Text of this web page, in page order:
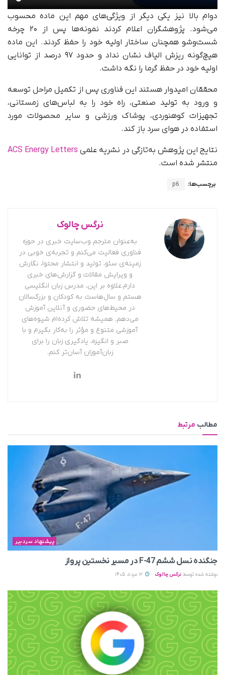
دوام بالا نیز یکی دیگر از ویژگی‌های مهم این ماده محسوب
می‌شود. پژوهشگران اعلام کردند نمونه‌ها پس از ۲۰ چرخه
شست‌وشو همچنان ساختار اولیه خود را حفظ کردند. این ماده
هیچ‌گونه ریزش الیاف نشان نداد و حدود ۹۷ درصد از توانایی
اولیه خود در حفظ گرما را نگه داشت.
محققان امیدوار هستند این فناوری پس از تکمیل مراحل توسعه
و ورود به تولید صنعتی، راه خود را به لباس‌های زمستانی،
تجهیزات کوهنوردی، پوشاک ورزشی و سایر محصولات مورد
استفاده در هوای سرد باز کند.
نتایج این پژوهش به‌تازگی در نشریه علمی ACS Energy Letters
منتشر شده است.
برچسب‌ها: p6
نرگس چالوک
به‌عنوان مترجم وب‌سایت خبری در حوزه
فناوری فعالیت می‌کنم و تجربه‌ی خوبی در
زمینه‌ی سئو، تولید و انتشار محتوا، نگارش
و ویرایش مقالات و گزارش‌های خبری
دارم.علاوه بر این، مدرس زبان انگلیسی
هستم و سال‌هاست به کودکان و بزرگسالان
در محیط‌های حضوری و آنلاین آموزش
می‌دهم. همیشه تلاش کرده‌ام شیوه‌های
آموزشی متنوع و مؤثر را به‌کار بگیرم و با
صبر و انگیزه، یادگیری زبان را برای
زبان‌آموزان آسان‌تر کنم.
مطالب مرتبط
پیشنهاد سردبیر
جنگنده نسل ششم F-47 در مسیر نخستین پرواز
نوشته شده توسط نرگس چالوک